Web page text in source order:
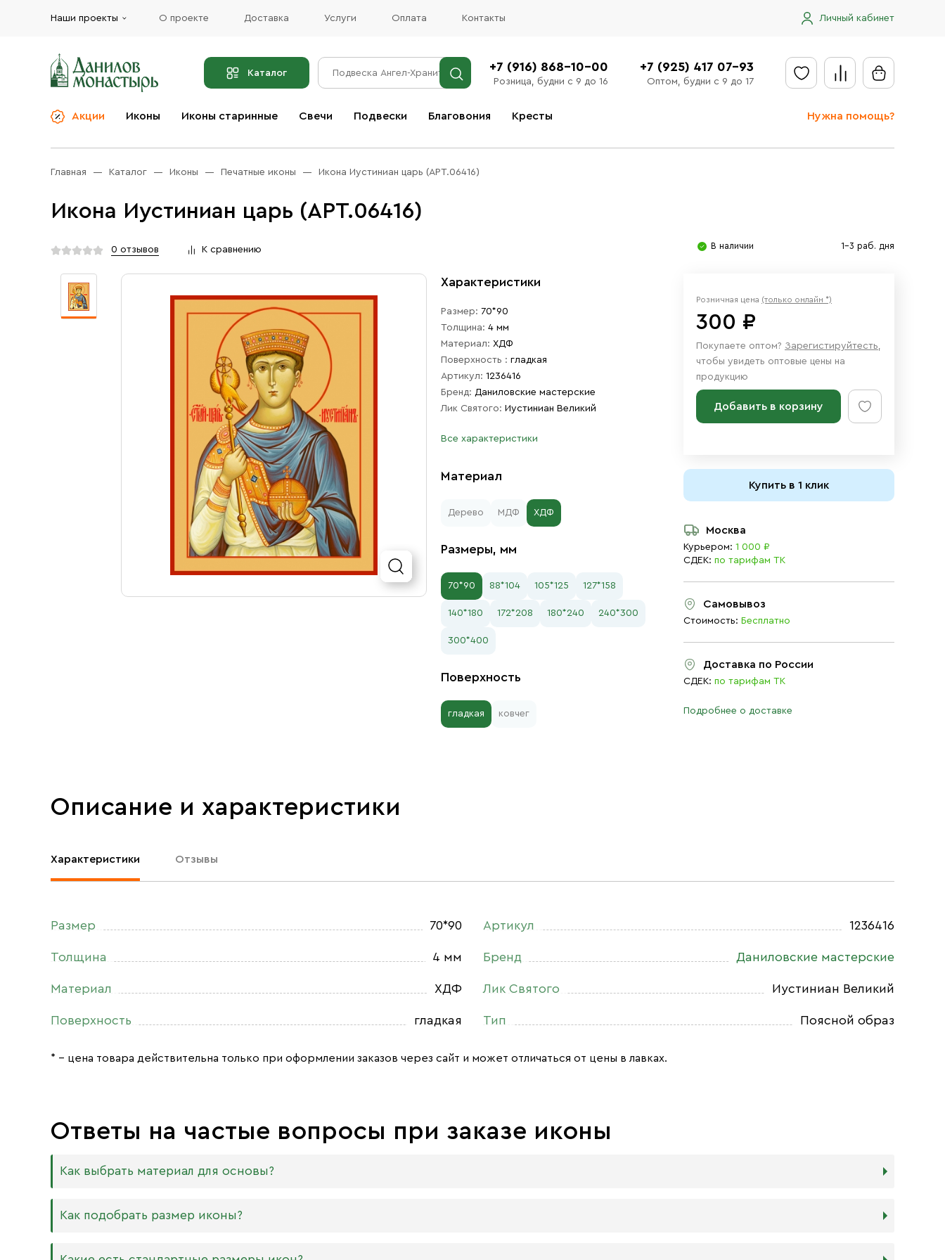
Наши проекты О проекте Доставка Услуги Оплата Контакты Личный кабинет
Каталог +7 (916) 868-10-00
Розница, будни с 9 до 16
+7 (925) 417 07-93
Оптом, будни с 9 до 17
Акции Иконы Иконы старинные Свечи Подвески Благовония Кресты Нужна помощь?
Отправить заявку
Церковная утварь
Иконы
Ювелирные изделия
Бренды
Услуги
Главная Каталог Иконы Печатные иконы Икона Иустиниан царь (АРТ.06416)
Икона Иустиниан царь (АРТ.06416)
0 отзывов К сравнению В наличии 1-3 раб. дня
Характеристики
Размер: 70*90
Толщина: 4 мм
Материал: ХДФ
Поверхность : гладкая
Артикул: 1236416
Бренд: Даниловские мастерские
Лик Святого: Иустиниан Великий
Все характеристики
Материал
Дерево МДФ ХДФ
Размеры, мм
70*90 88*104 105*125 127*158
140*180 172*208 180*240 240*300
300*400
Поверхность
гладкая ковчег
Розничная цена (только онлайн *)
300 ₽
Покупаете оптом? Зарегистируйтесть,
чтобы увидеть оптовые цены на
продукцию
Добавить в корзину
Купить в 1 клик
Москва
Курьером: 1 000 ₽
СДЕК: по тарифам ТК
Самовывоз
Стоимость: Бесплатно
Доставка по России
СДЕК: по тарифам ТК
Подробнее о доставке
Описание и характеристики
Характеристики Отзывы
Размер 70*90
Толщина 4 мм
Материал ХДФ
Поверхность гладкая
Артикул 1236416
Бренд Даниловские мастерские
Лик Святого Иустиниан Великий
Тип Поясной образ
* – цена товара действительна только при оформлении заказов через сайт и может отличаться от цены в лавках.
Ответы на частые вопросы при заказе иконы
Как выбрать материал для основы?
Мы изготавливаем иконы на трёх разных видах досок:
МДФ. Ламинированная древесно-стружечная плита — более бюджетный материал, чуть уступающий дереву в прочности. Тем не менее,
Как подобрать размер иконы?